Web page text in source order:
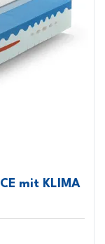
mit KLIMA